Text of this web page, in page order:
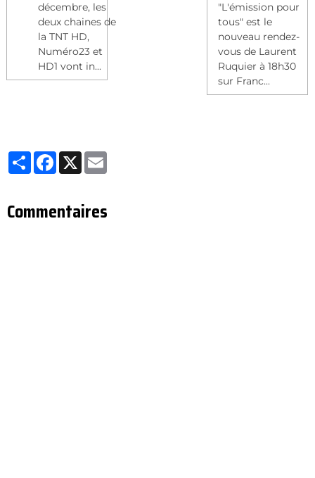
décembre, les
deux chaines de
la TNT HD,
Numéro23 et
HD1 vont in...
"L'émission pour
tous" est le
nouveau rendez-
vous de Laurent
Ruquier à 18h30
sur Franc...
Partager
Facebook
X
Commentaires